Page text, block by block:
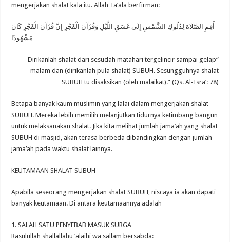
mengerjakan shalat kala itu. Allah Ta’ala berfirman:
أَقِمِ الصَّلَاةَ لِدُلُوكِ الشَّمْسِ إِلَى غَسَقِ اللَّيْلِ وَقُرْآَنَ الْفَجْرِ إِنَّ قُرْآَنَ الْفَجْرِ كَانَ
مَشْهُودًا
“Dirikanlah shalat dari sesudah matahari tergelincir sampai gelap
malam dan (dirikanlah pula shalat) SUBUH. Sesungguhnya shalat
SUBUH tu disaksikan (oleh malaikat).” (Qs. Al-Isra’: 78)
Betapa banyak kaum muslimin yang lalai dalam mengerjakan shalat
SUBUH. Mereka lebih memilih melanjutkan tidurnya ketimbang bangun
untuk melaksanakan shalat. Jika kita melihat jumlah jama’ah yang shalat
SUBUH di masjid, akan terasa berbeda dibandingkan dengan jumlah
jama’ah pada waktu shalat lainnya.
KEUTAMAAN SHALAT SUBUH
Apabila seseorang mengerjakan shalat SUBUH, niscaya ia akan dapati
banyak keutamaan. Di antara keutamaannya adalah
1. SALAH SATU PENYEBAB MASUK SURGA
Rasulullah shallallahu ‘alaihi wa sallam bersabda: